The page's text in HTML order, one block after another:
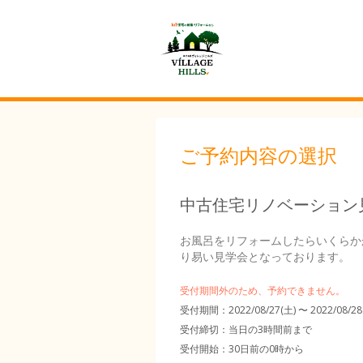
ご予約内容の選択
中古住宅リノベーショ
お風呂をリフォームしたらいくら
り易い見学会となっております。
受付期間外のため、予約できません。
受付期間：2022/08/27(土) 〜 2022/08/
受付締切： 当日の3時間前まで
受付開始： 30日前の0時から